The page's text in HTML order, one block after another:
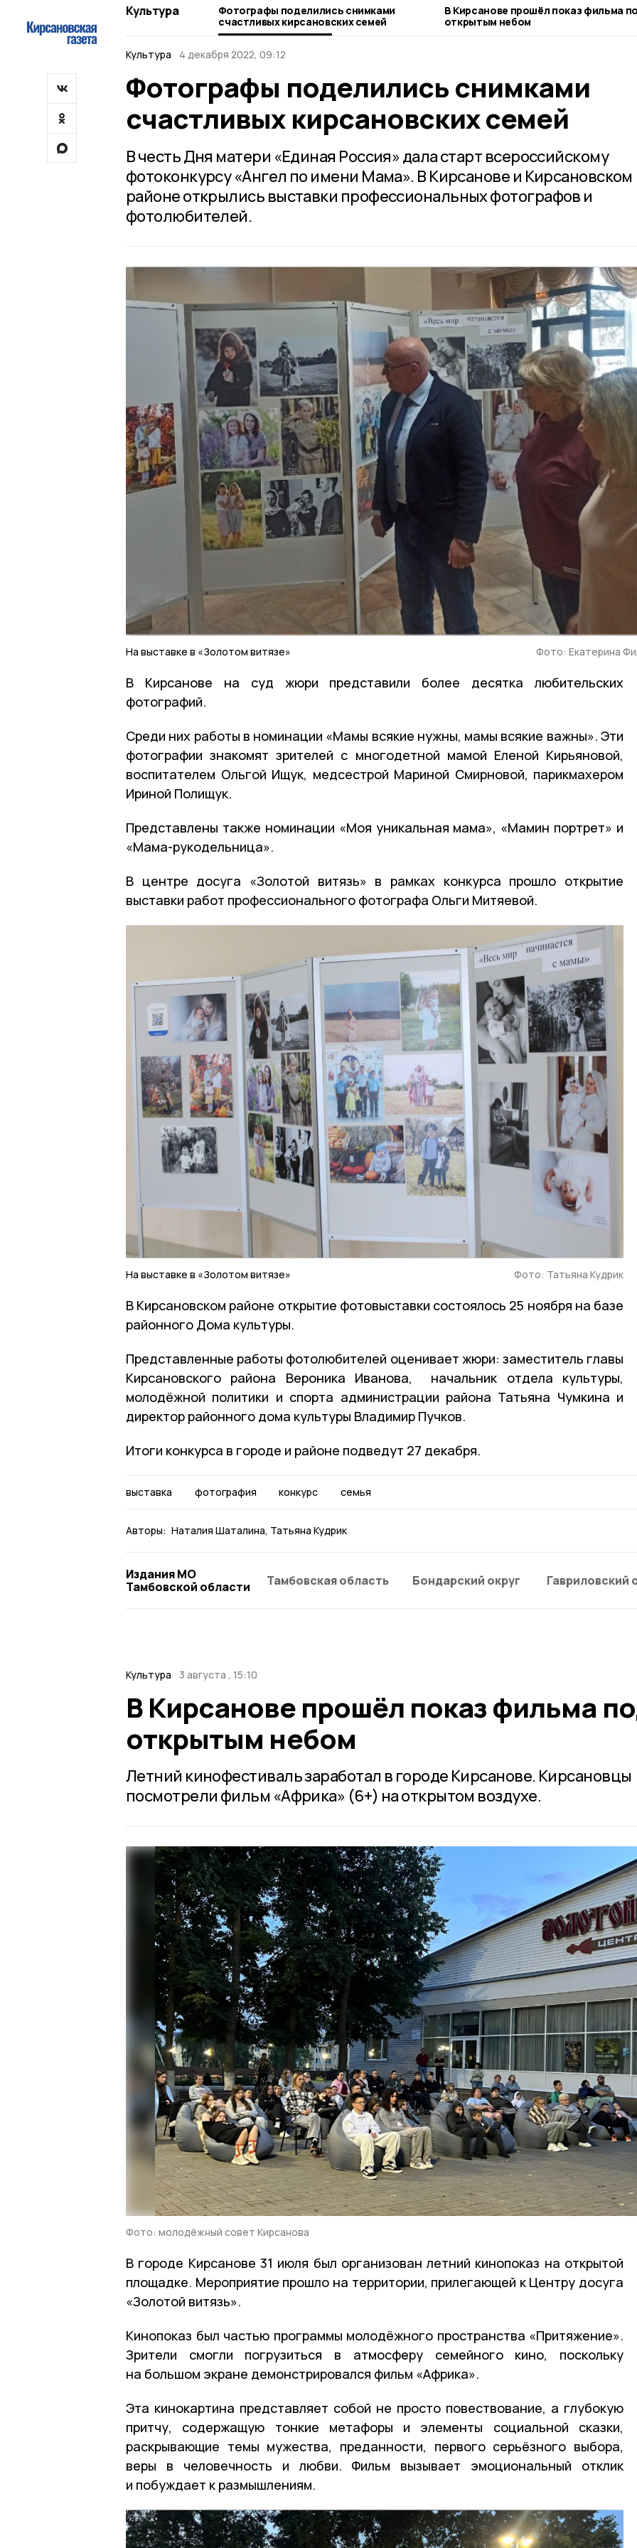
Культура
Фотографы поделились снимками
счастливых кирсановских семей
В Кирсанове прошёл показ фильма
открытым небом
Культура 4 декабря 2022, 09:12
Фотографы поделились снимками
счастливых кирсановских семей
В честь Дня матери «Единая Россия» дала старт всероссийскому
фотоконкурсу «Ангел по имени Мама». В Кирсанове и Кирсановском
районе открылись выставки профессиональных фотографов и
фотолюбителей.
На выставке в «Золотом витязе» Фото: Екатерина
В Кирсанове на суд жюри представили более десятка любительских
фотографий.
Среди них работы в номинации «Мамы всякие нужны, мамы всякие важны». Эти
фотографии знакомят зрителей с многодетной мамой Еленой Кирьяновой,
воспитателем Ольгой Ищук, медсестрой Мариной Смирновой, парикмахером
Ириной Полищук.
Представлены также номинации «Моя уникальная мама», «Мамин портрет» и
«Мама-рукодельница».
В центре досуга «Золотой витязь» в рамках конкурса прошло открытие
выставки работ профессионального фотографа Ольги Митяевой.
На выставке в «Золотом витязе» Фото: Татьяна Кудрик
В Кирсановском районе открытие фотовыставки состоялось 25 ноября на базе
районного Дома культуры.
Представленные работы фотолюбителей оценивает жюри: заместитель главы
Кирсановского района Вероника Иванова, начальник отдела культуры,
молодёжной политики и спорта администрации района Татьяна Чумкина и
директор районного дома культуры Владимир Пучков.
Итоги конкурса в городе и районе подведут 27 декабря.
выставка фотография конкурс семья
Авторы: Наталия Шаталина Татьяна Кудрик
Издания МО
Тамбовской области
Тамбовская область Бондарский округ Гавриловский
Культура 3 августа , 15:10
В Кирсанове прошёл показ фильма
открытым небом
Летний кинофестиваль заработал в городе Кирсанове. Кирсановцы
посмотрели фильм «Африка» (6+) на открытом воздухе.
Фото: молодёжный совет Кирсанова
В городе Кирсанове 31 июля был организован летний кинопоказ на открытой
площадке. Мероприятие прошло на территории, прилегающей к Центру досуга
«Золотой витязь».
Кинопоказ был частью программы молодёжного пространства «Притяжение».
Зрители смогли погрузиться в атмосферу семейного кино, поскольку
на большом экране демонстрировался фильм «Африка».
Эта кинокартина представляет собой не просто повествование, а глубокую
притчу, содержащую тонкие метафоры и элементы социальной сказки,
раскрывающие темы мужества, преданности, первого серьёзного выбора,
веры в человечность и любви. Фильм вызывает эмоциональный отклик
и побуждает к размышлениям.